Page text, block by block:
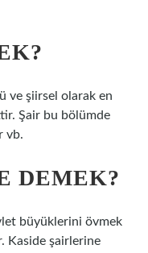
ve şiirsel olarak en
Şair bu bölümde
vb.
DEMEK?
büyüklerini övmek
Kaside şairlerine